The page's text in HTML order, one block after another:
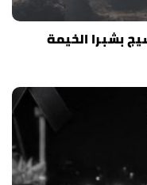
بشبرا الخيمة